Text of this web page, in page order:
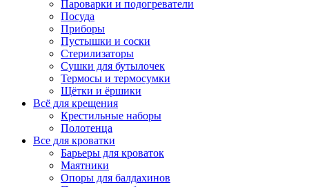
Пароварки и подогреватели
Посуда
Приборы
Пустышки и соски
Стерилизаторы
Сушки для бутылочек
Термосы и термосумки
Щётки и ёршики
Всё для крещения
Крестильные наборы
Полотенца
Все для кроватки
Барьеры для кроваток
Маятники
Опоры для балдахинов